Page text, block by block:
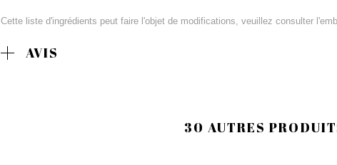
Cette liste d'ingrédients peut faire l'objet de modifications, veuillez consulter
AVIS
30 AUTRES